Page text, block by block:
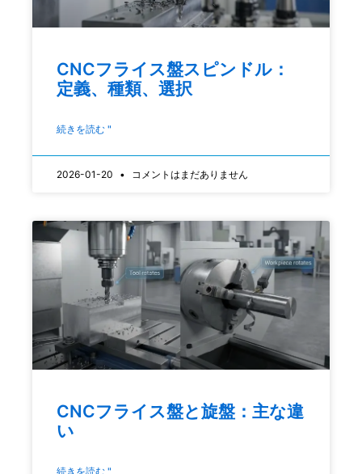
CNCフライス盤スピンドル：
定義、種類、選択
続きを読む "
2026-01-20 コメントはまだありません
CNCフライス盤と旋盤：主な違
い
続きを読む "